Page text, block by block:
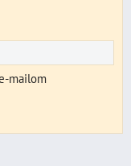
mailom